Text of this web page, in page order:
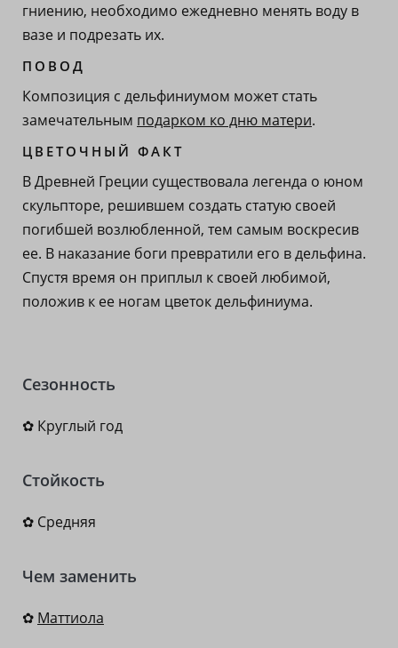
гниению, необходимо ежедневно менять воду в
вазе и подрезать их.
ПОВОД
Композиция с дельфиниумом может стать
замечательным подарком ко дню матери.
ЦВЕТОЧНЫЙ ФАКТ
В Древней Греции существовала легенда о юном
скульпторе, решившем создать статую своей
погибшей возлюбленной, тем самым воскресив
ее. В наказание боги превратили его в дельфина.
Спустя время он приплыл к своей любимой,
положив к ее ногам цветок дельфиниума.
Сезонность
✿ Круглый год
Стойкость
✿ Средняя
Чем заменить
✿ Маттиола